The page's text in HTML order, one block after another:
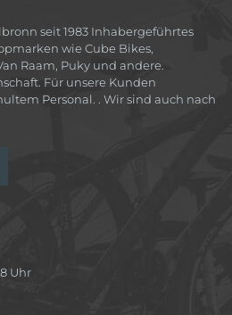
seit 1983 Inhabergeführtes
wie Cube Bikes,
Raam, Puky und andere.
Für unsere Kunden
Personal. . Wir sind auch nach
Uhr